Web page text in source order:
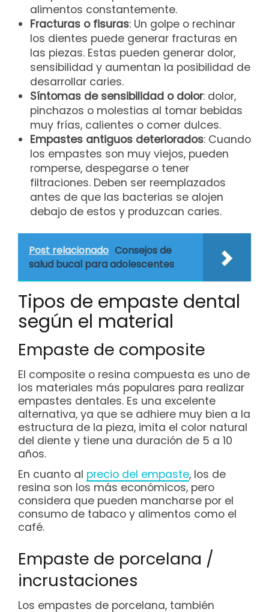
alimentos constantemente.
Fracturas o fisuras: Un golpe o rechinar
los dientes puede generar fracturas en
las piezas. Estas pueden generar dolor,
sensibilidad y aumentan la posibilidad de
desarrollar caries.
Síntomas de sensibilidad o dolor: dolor,
pinchazos o molestias al tomar bebidas
muy frías, calientes o comer dulces.
Empastes antiguos deteriorados: Cuando
los empastes son muy viejos, pueden
romperse, despegarse o tener
filtraciones. Deben ser reemplazados
antes de que las bacterias se alojen
debajo de estos y produzcan caries.
Post relacionado Consejos de
salud bucal para adolescentes
Tipos de empaste dental
según el material
Empaste de composite
El composite o resina compuesta es uno de
los materiales más populares para realizar
empastes dentales. Es una excelente
alternativa, ya que se adhiere muy bien a la
estructura de la pieza, imita el color natural
del diente y tiene una duración de 5 a 10
años.
En cuanto al precio del empaste, los de
resina son los más económicos, pero
considera que pueden mancharse por el
consumo de tabaco y alimentos como el
café.
Empaste de porcelana /
incrustaciones
Los empastes de porcelana, también